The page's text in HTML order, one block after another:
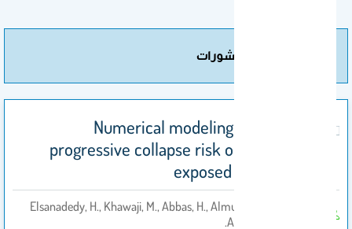
مزيد من المنشورات
Numerical modeling for assessing
progressive collapse risk of RC buildings
exposed to blast loads
Elsanadedy, H., Khawaji, M., Abbas, H., Almusallam, T., &
Al-Salloum, Y.